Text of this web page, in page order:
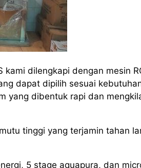
dilengkapi dengan mesin
dapat dipilih sesuai
yang dibentuk rapi dan
tinggi yang terjamin tahan
5 stage aquapura, dan